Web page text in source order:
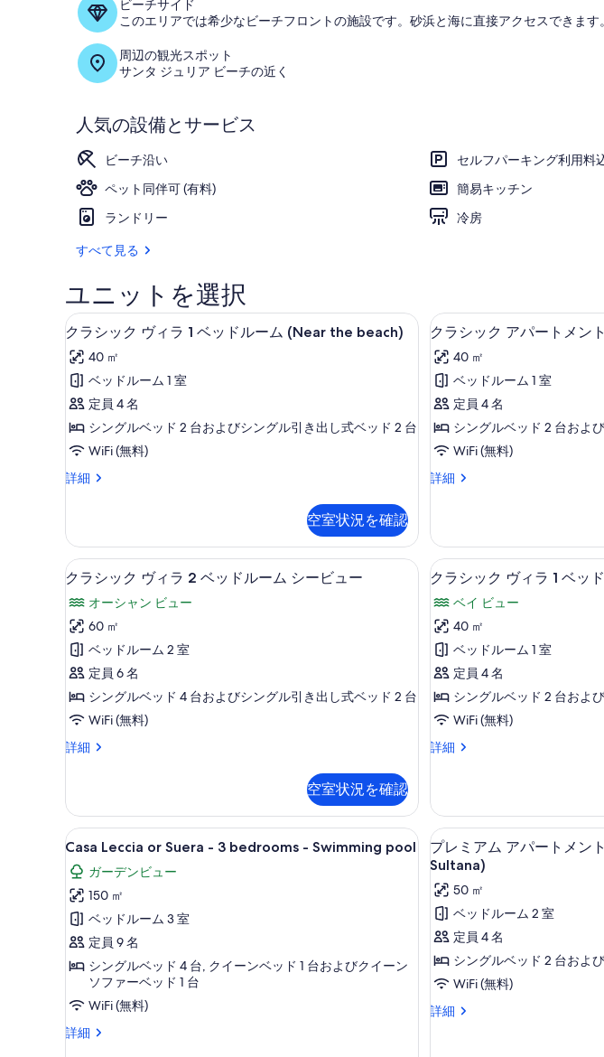
の
写
真
ャ
ラ
リ
ー
ビーチサイド
このエリアでは希少なビーチフロントの施設です。砂浜と海に直接アクセスできます。
周辺の観光スポット
サンタ ジュリア ビーチの近く
人気の設備とサービス
ビーチ沿い
セルフパーキング利用料
ペット同伴可 (有料)
簡易キッチン
ランドリー
冷房
すべて見る
ユニットを選択
ク
ラ
シ
ッ
ク
ヴ
ラ
ベ
ッ
ド
ル
ー
ム
(Near
the
beach)
す
て
の
写
真
を
表
示
す
10
クラシック ヴィラ 1 ベッドルーム (Near the beach)
40 ㎡
ベッドルーム 1 室
定員 4 名
シングルベッド 2 台およびシングル引き出し式ベッド 2 台
WiFi (無料)
詳細
ク
ク
ヴ
ィ
ベ
ッ
ド
ル
ー
ム
(Near
the
beach)
細
空室状況を確認
ク
ラ
シ
ッ
ク
ア
ー
メ
ン
ト
1
ベ
ッ
ド
ル
ー
ム
べ
て
の
写
真
を
表
示
す
9
クラシック アパートメン
40 ㎡
ベッドルーム 1 室
定員 4 名
シングルベッド 2 台およ
WiFi (無料)
詳細
ク
ク
ア
パ
ト
メ
ン
ト
ベ
ッ
ド
ル
ー
詳
細
ク
シ
ッ
ク
ヴ
ィ
2
ッ
ド
ル
ー
ム
シ
ー
ビ
ー
の
15
クラシック ヴィラ 2 ベッドルーム シービュー
オーシャン ビュー
60 ㎡
ベッドルーム 2 室
定員 6 名
シングルベッド 4 台およびシングル引き出し式ベッド 2 台
WiFi (無料)
詳細
ク
ク
ヴ
ィ
ラ
2
ベ
ッ
ド
ル
ー
ム
ー
ビ
ュ
空室状況を確認
ク
シ
ッ
ク
ヴ
ィ
1
ッ
ド
ル
ー
ム
シ
ー
ビ
ュ
ー
13
クラシック ヴィラ 1 ベッ
ベイ ビュー
40 ㎡
ベッドルーム 1 室
定員 4 名
シングルベッド 2 台およ
WiFi (無料)
詳細
ク
ク
ヴ
ィ
ラ
ベ
ッ
ド
ル
ー
シ
ー
ビ
Casa
Leccia
or
Suera
-
3
bedrooms
Swimming
pool
の
14
Casa Leccia or Suera - 3 bedrooms - Swimming pool
ガーデンビュー
150 ㎡
ベッドルーム 3 室
定員 9 名
シングルベッド 4 台, クイーンベッド 1 台およびクイーン
ソファーベッド 1 台
WiFi (無料)
詳細
Casa
プ
レ
ミ
ア
ム
ア
パ
ー
15
プレミアム アパートメン
Sultana)
50 ㎡
ベッドルーム 2 室
定員 4 名
シングルベッド 2 台およ
WiFi (無料)
詳細
プ